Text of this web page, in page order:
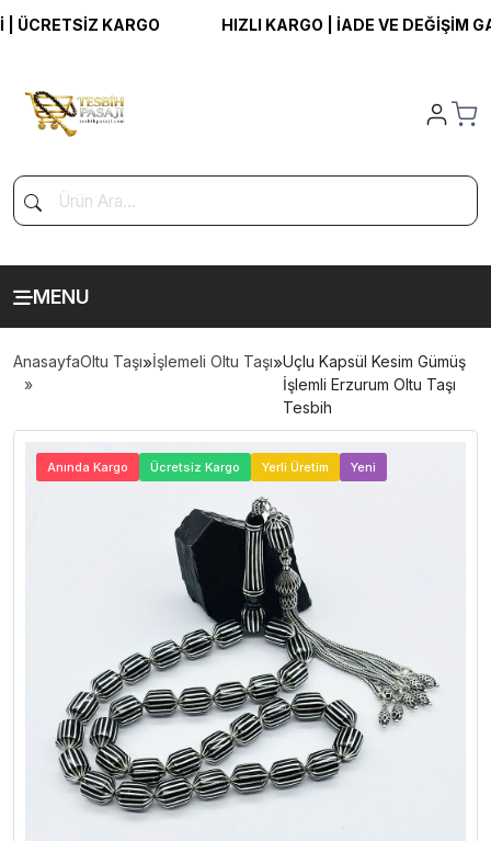
KARGO HIZLI KARGO | İADE VE DEĞİŞİM
MENU
AnasayfaOltu Taşı»İşlemeli Oltu Taşı»Uçlu Kapsül Kesim Gümüş
İşlemli Erzurum Oltu Taşı
Tesbih
Anında Kargo Ücretsiz Kargo Yerli Üretim Yeni